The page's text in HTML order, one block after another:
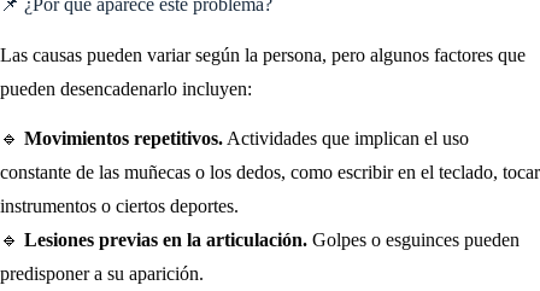
📌 ¿Por qué aparece este problema?
Las causas pueden variar según la persona, pero algunos factores que
pueden desencadenarlo incluyen:
🔹 Movimientos repetitivos. Actividades que implican el uso
constante de las muñecas o los dedos, como escribir en el teclado, tocar
instrumentos o ciertos deportes.
🔹 Lesiones previas en la articulación. Golpes o esguinces pueden
predisponer a su aparición.